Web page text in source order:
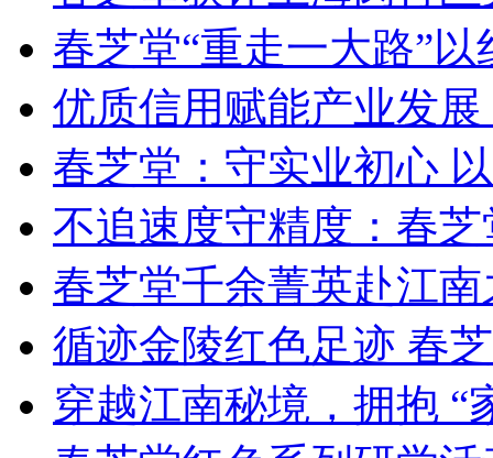
春芝堂“重走一大路”
优质信用赋能产业发
春芝堂：守实业初心
不追速度守精度：春
春芝堂千余菁英赴江
循迹金陵红色足迹 春
穿越江南秘境，拥抱 “